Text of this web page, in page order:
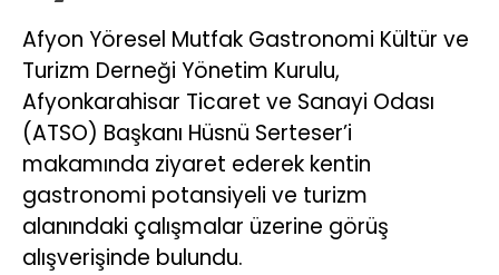
Afyon Yöresel Mutfak Gastronomi Kültür ve
Turizm Derneği Yönetim Kurulu,
Afyonkarahisar Ticaret ve Sanayi Odası
(ATSO) Başkanı Hüsnü Serteser’i
makamında ziyaret ederek kentin
gastronomi potansiyeli ve turizm
alanındaki çalışmalar üzerine görüş
alışverişinde bulundu.